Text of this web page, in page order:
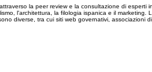
la peer review e la consultazione di esperti
l'architettura, la filologia ispanica e il marketing.
diverse, tra cui siti web governativi, associazioni